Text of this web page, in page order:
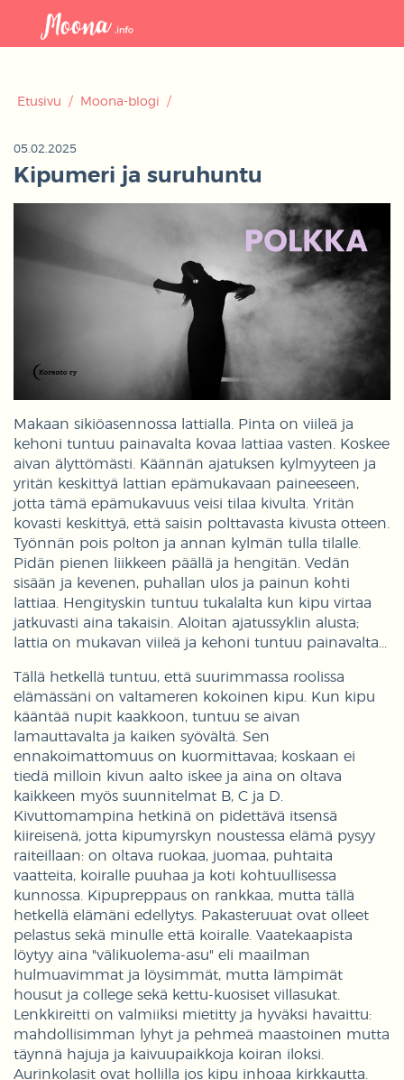
Etusivu / Moona-blogi /
05.02.2025
Kipumeri ja suruhuntu
Makaan sikiöasennossa lattialla. Pinta on viileä ja
kehoni tuntuu painavalta kovaa lattiaa vasten. Koskee
aivan älyttömästi. Käännän ajatuksen kylmyyteen ja
yritän keskittyä lattian epämukavaan paineeseen,
jotta tämä epämukavuus veisi tilaa kivulta. Yritän
kovasti keskittyä, että saisin polttavasta kivusta otteen.
Työnnän pois polton ja annan kylmän tulla tilalle.
Pidän pienen liikkeen päällä ja hengitän. Vedän
sisään ja kevenen, puhallan ulos ja painun kohti
lattiaa. Hengityskin tuntuu tukalalta kun kipu virtaa
jatkuvasti aina takaisin. Aloitan ajatussyklin alusta;
lattia on mukavan viileä ja kehoni tuntuu painavalta...
Tällä hetkellä tuntuu, että suurimmassa roolissa
elämässäni on valtameren kokoinen kipu. Kun kipu
kääntää nupit kaakkoon, tuntuu se aivan
lamauttavalta ja kaiken syövältä. Sen
ennakoimattomuus on kuormittavaa; koskaan ei
tiedä milloin kivun aalto iskee ja aina on oltava
kaikkeen myös suunnitelmat B, C ja D.
Kivuttomampina hetkinä on pidettävä itsensä
kiireisenä, jotta kipumyrskyn noustessa elämä pysyy
raiteillaan: on oltava ruokaa, juomaa, puhtaita
vaatteita, koiralle puuhaa ja koti kohtuullisessa
kunnossa. Kipupreppaus on rankkaa, mutta tällä
hetkellä elämäni edellytys. Pakasteruuat ovat olleet
pelastus sekä minulle että koiralle. Vaatekaapista
löytyy aina "välikuolema-asu" eli maailman
hulmuavimmat ja löysimmät, mutta lämpimät
housut ja college sekä kettu-kuosiset villasukat.
Lenkkireitti on valmiiksi mietitty ja hyväksi havaittu:
mahdollisimman lyhyt ja pehmeä maastoinen mutta
täynnä hajuja ja kaivuupaikkoja koiran iloksi.
Aurinkolasit ovat hollilla jos kipu inhoaa kirkkautta.